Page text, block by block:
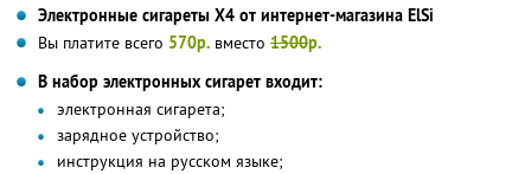
Электронные сигареты Х4 от интернет-магазина ElSi
Вы платите всего 570р. вместо 1500р.
В набор электронных сигарет входит:
электронная сигарета;
зарядное устройство;
инструкция на русском языке;